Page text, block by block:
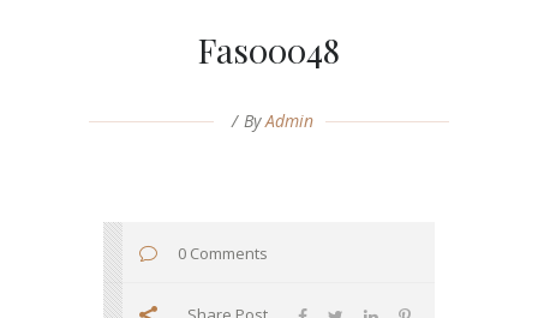
Fas00048
ByAdmin
0 Comments